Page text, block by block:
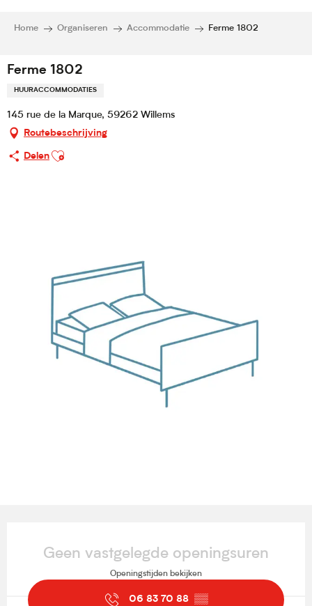
Home Organiseren Accommodatie Ferme 1802
Ferme 1802
HUURACCOMMODATIES
145 rue de la Marque, 59262 Willems
Routebeschrijving
Delen
Ajouter aux favoris
Geen vastgelegde openingsuren
Openingstijden bekijken
06 83 70 88 ▒▒